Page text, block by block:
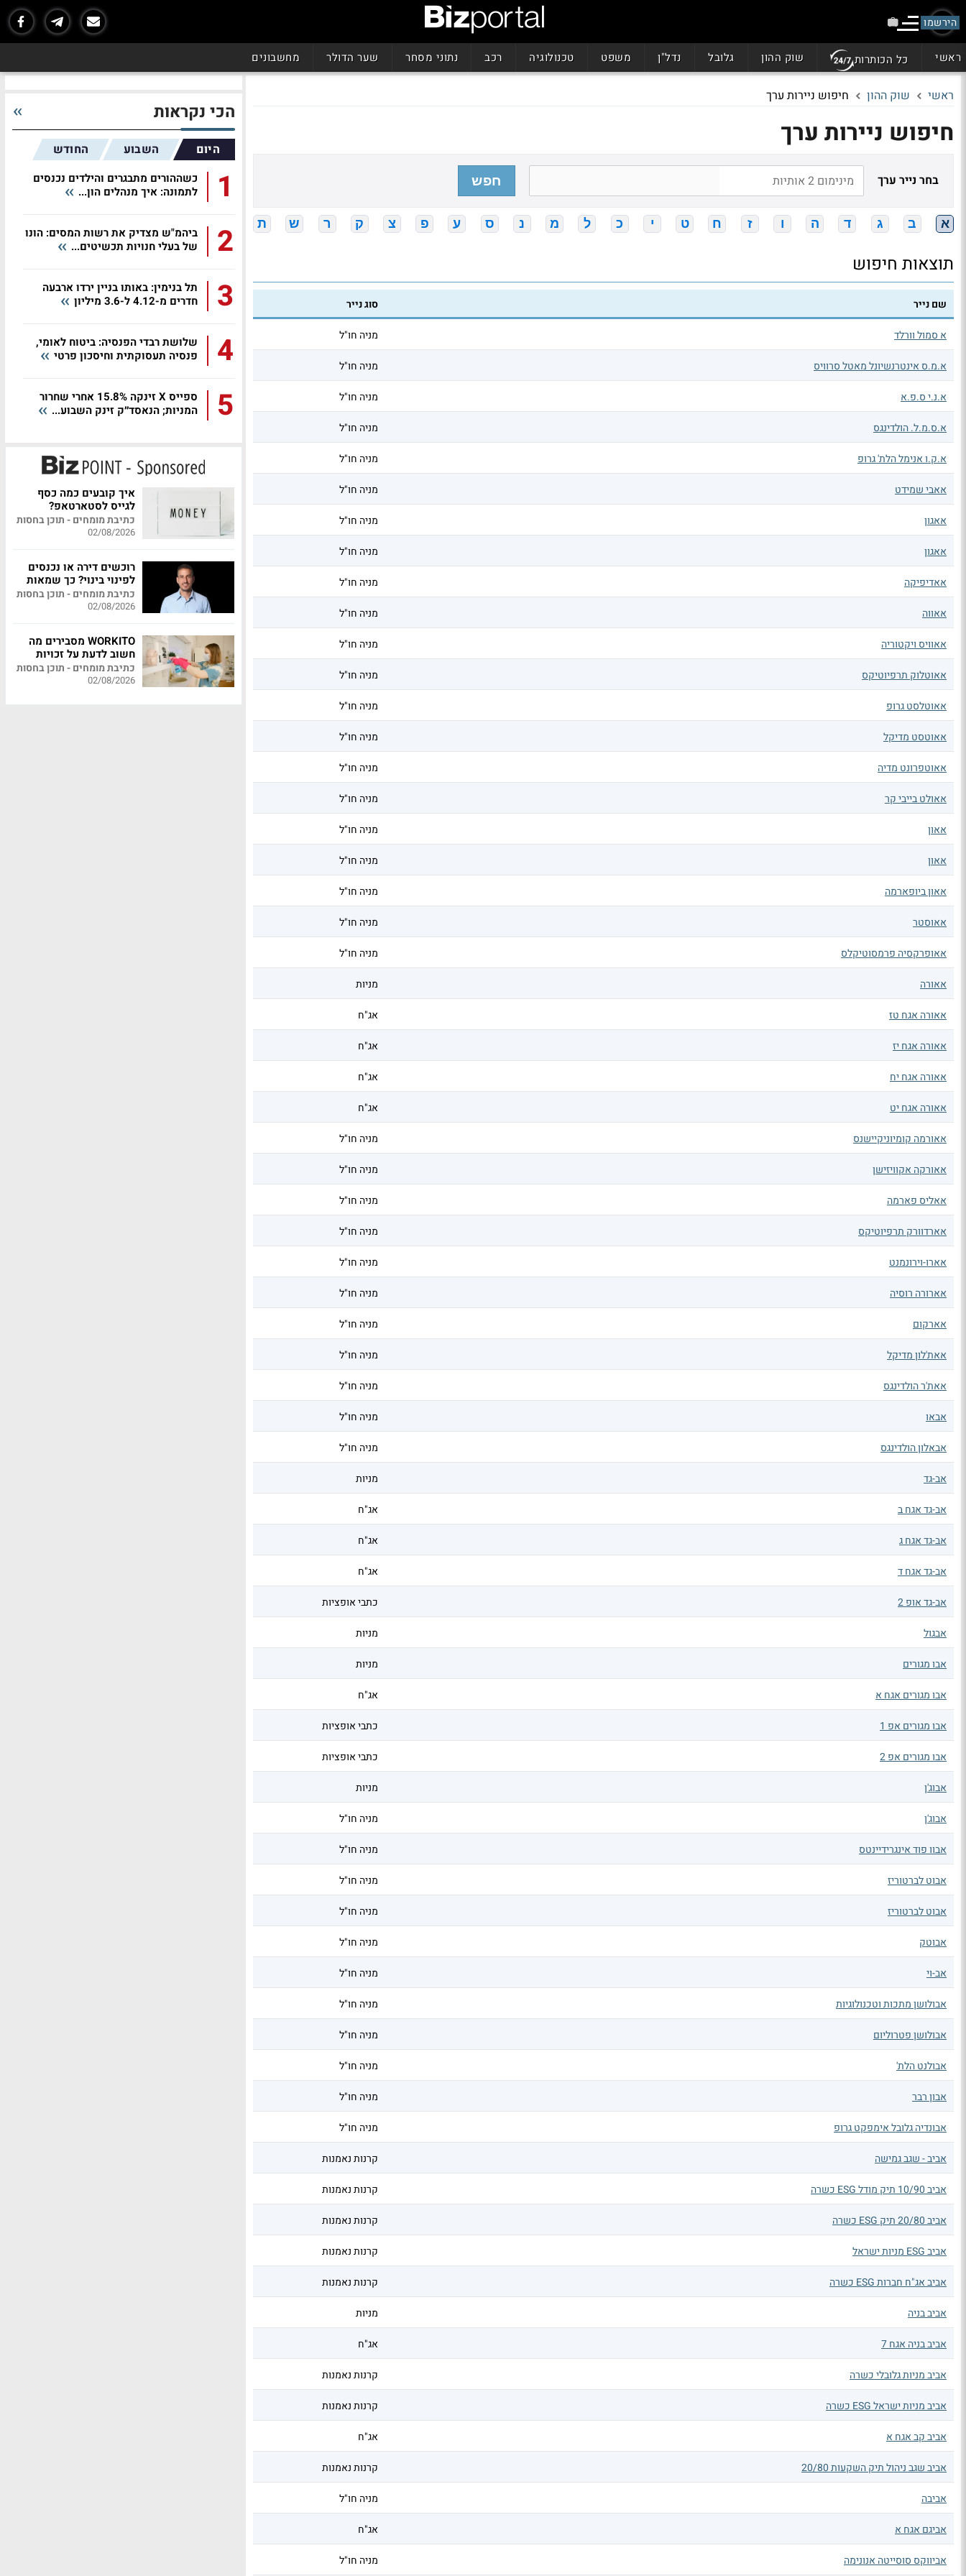
הירשמו
ראשי כל הכותרות שוק ההון גלובל נדל"ן משפט טכנולוגיה רכב נתוני מסחר שער הדולר מחשבונים
ראשי שוק ההון חיפוש ניירות ערך
חיפוש ניירות ערך
בחר נייר ערך חפש
א ב ג ד ה ו ז ח ט י כ ל מ נ ס ע פ צ ק ר ש ת
תוצאות חיפוש
שם נייר סוג נייר
א סמול וורלד מניה חו"ל
א.מ.ס אינטרנשיונל מאטל סרוויס מניה חו"ל
א.נ.י ס.פ.א מניה חו"ל
א.ס.מ.ל. הולדינגס מניה חו"ל
א.ק.ו אנימל הלת' גרופ מניה חו"ל
אאבי שמידט מניה חו"ל
אאגון מניה חו"ל
אאגון מניה חו"ל
אאדיפיקה מניה חו"ל
אאווה מניה חו"ל
אאוויס ויקטוריה מניה חו"ל
אאוטלוק תרפיוטיקס מניה חו"ל
אאוטלסט גרופ מניה חו"ל
אאוטסט מדיקל מניה חו"ל
אאוטפרונט מדיה מניה חו"ל
אאולט בייבי קר מניה חו"ל
אאון מניה חו"ל
אאון מניה חו"ל
אאון ביופארמה מניה חו"ל
אאוסטר מניה חו"ל
אאופרקסיה פרמסוטיקלס מניה חו"ל
אאורה מניות
אאורה אגח טז אג"ח
אאורה אגח יז אג"ח
אאורה אגח יח אג"ח
אאורה אגח יט אג"ח
אאורמה קומיוניקיישנס מניה חו"ל
אאורקה אקוויזישן מניה חו"ל
אאליס פארמה מניה חו"ל
אארדוורק תרפיוטיקס מניה חו"ל
אארו-וירונמנט מניה חו"ל
אארורה רוסיה מניה חו"ל
אארקום מניה חו"ל
אאת'לון מדיקל מניה חו"ל
אאת'ר הולדינגס מניה חו"ל
אבאו מניה חו"ל
אבאלון הולדינגס מניה חו"ל
אב-גד מניות
אב-גד אגח ב אג"ח
אב-גד אגח ג אג"ח
אב-גד אגח ד אג"ח
אב-גד אופ 2 כתבי אופציות
אבגול מניות
אבו מגורים מניות
אבו מגורים אגח א אג"ח
אבו מגורים אפ 1 כתבי אופציות
אבו מגורים אפ 2 כתבי אופציות
אבוג'ן מניות
אבוג'ן מניה חו"ל
אבוו פוד אינגרידיינטס מניה חו"ל
אבוט לברטוריז מניה חו"ל
אבוט לברטוריז מניה חו"ל
אבוטק מניה חו"ל
אב-וי מניה חו"ל
אבולושן מתכות וטכנולוגיות מניה חו"ל
אבולושן פטרוליום מניה חו"ל
אבולנט הלת' מניה חו"ל
אבון רבר מניה חו"ל
אבונדיה גלובל אימפקט גרופ מניה חו"ל
אביב - שגב גמישה קרנות נאמנות
אביב 10/90 תיק מודל ESG כשרה קרנות נאמנות
אביב 20/80 תיק ESG כשרה קרנות נאמנות
אביב ESG מניות ישראל קרנות נאמנות
אביב אג"ח חברות ESG כשרה קרנות נאמנות
אביב בניה מניות
אביב בניה אגח 7 אג"ח
אביב מניות גלובלי כשרה קרנות נאמנות
אביב מניות ישראל ESG כשרה קרנות נאמנות
אביב קב אגח א אג"ח
אביב שגב ניהול תיק השקעות 20/80 קרנות נאמנות
אביבה מניה חו"ל
אביגם אגח א אג"ח
אביווקס סוסייטה אנונימה מניה חו"ל
הכי נקראות
היום השבוע החודש
1
כשההורים מתבגרים והילדים נכנסים
לתמונה: איך מנהלים הון...
2
ביהמ"ש מצדיק את רשות המסים: הונו
של בעלי חנויות תכשיטים...
3
תל בנימין: באותו בניין ירדו ארבעה
חדרים מ-4.12 ל-3.6 מיליון
4
שלושת רבדי הפנסיה: ביטוח לאומי,
פנסיה תעסוקתית וחיסכון פרטי
5
ספייס X זינקה 15.8% אחרי שחרור
המניות; הנאסד״ק זינק השבוע...
איך קובעים כמה כסף
לגייס לסטארטאפ?
כתיבת מומחים - תוכן בחסות
02/08/2026
רוכשים דירה או נכנסים
לפינוי בינוי? כך שמאות
מקצועית יכולה לחסוך
לכם מאות אלפי שקלים
כתיבת מומחים - תוכן בחסות
02/08/2026
WORKITO מסבירים מה
חשוב לדעת על זכויות
עובדי משק בית
כתיבת מומחים - תוכן בחסות
02/08/2026